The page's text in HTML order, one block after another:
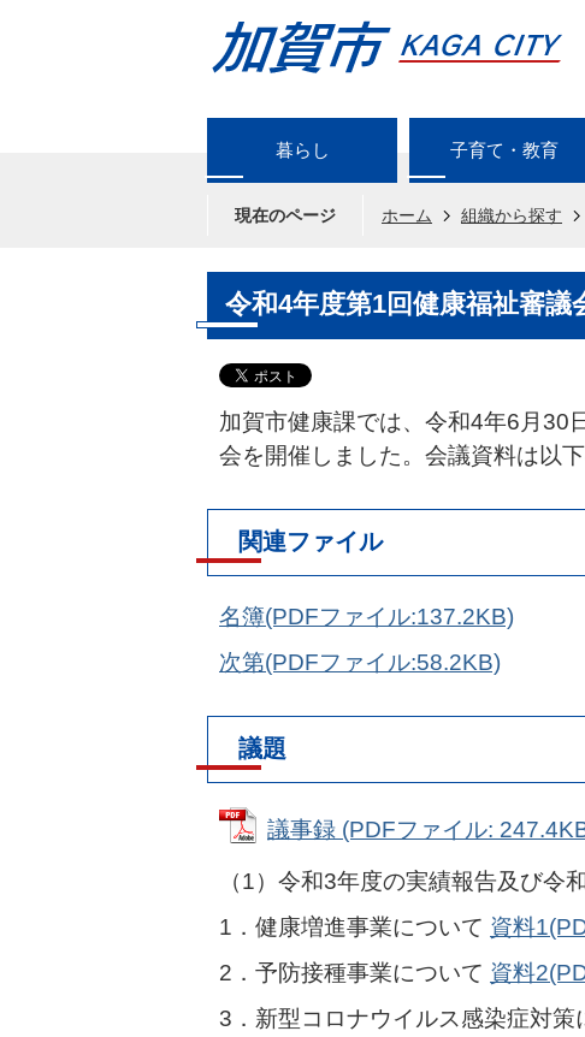
暮らし 子育て・教育
現在のページ ホーム 組織から探す
令和4年度第1回健康福祉審議
加賀市健康課では、令和4年6月30
会を開催しました。会議資料は以
関連ファイル
名簿(PDFファイル:137.2KB)
次第(PDFファイル:58.2KB)
議題
議事録 (PDFファイル:
（1）令和3年度の実績報告及び令
1．健康増進事業について 資料
2．予防接種事業について 資料
3．新型コロナウイルス感染症対策